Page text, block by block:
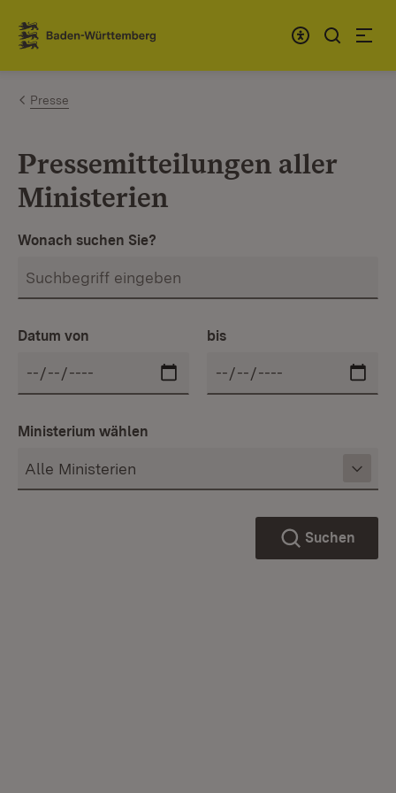
Zum Inhalt springen
Link zur Startseite
Presse
Pressemitteilungen aller
Ministerien
Wonach suchen Sie?
Datum von bis
Ministerium wählen
Suchen